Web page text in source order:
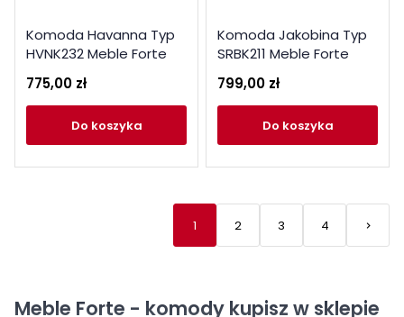
Komoda Havanna Typ
HVNK232 Meble Forte
Kolekcja Havanna
775,00 zł
do koszyka
Komoda Jakobina Typ
SRBK211 Meble Forte
Kolekcja Jakobina
799,00 zł
do koszyka
1 2 3 4 keyboard_arrow_right
Meble Forte - komody kupisz w sklepie